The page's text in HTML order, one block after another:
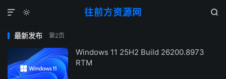
往前方资源网
 

最新发布 第2页
Windows 11 25H2 Build 26200.8973
RTM